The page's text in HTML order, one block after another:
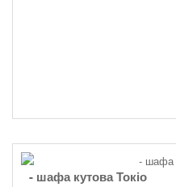
- шафа кутова Токіо